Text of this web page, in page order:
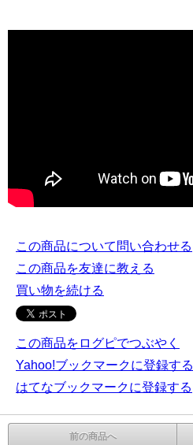
この商品について問い合わせる
この商品を友達に教える
買い物を続ける
この商品をログピでつぶやく
Yahoo!ブックマークに登録する
はてなブックマークに登録する
前の商品へ